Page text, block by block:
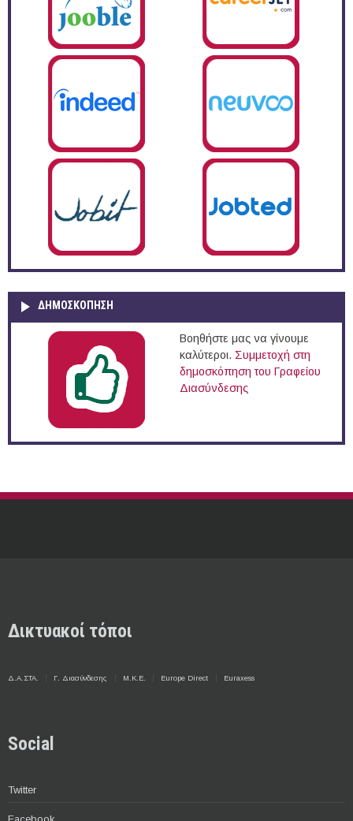
ΔΗΜΟΣΚΌΠΗΣΗ
Βοηθήστε μας να γίνουμε
καλύτεροι. Συμμετοχή στη
δημοσκόπηση του Γραφείου
Διασύνδεσης
Δικτυακοί τόποι
Δ.Α.ΣΤΑ. Γ. Διασύνδεσης Μ.Κ.Ε. Europe Direct Euraxess
Social
Twitter